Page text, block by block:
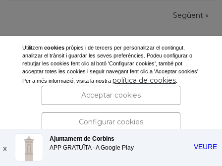
Següent »
Ajuntament de Corbins
Pl. de la Vila, s/n
25137 Corbins (Lleida)
Avís legal i política de privacitat | Protecció de dades personals
Utilitzem cookiespròpies i de tercers per personalitzar el contingut,
analitzar el trànsit i guardar les seves preferències. Podeu configurar o
rebutjar les cookies fent clic al botó 'Configurar cookies', també pot
acceptar totes les cookies i seguir navegant fent clic a 'Acceptar cookies'.
Per a més informació, visita la nostra política de cookies.
Acceptar cookies
Configurar cookies
Rebutjar cookies
x
Ajuntament de Corbins
APP GRATUÏTA - AGoogle Play VEURE